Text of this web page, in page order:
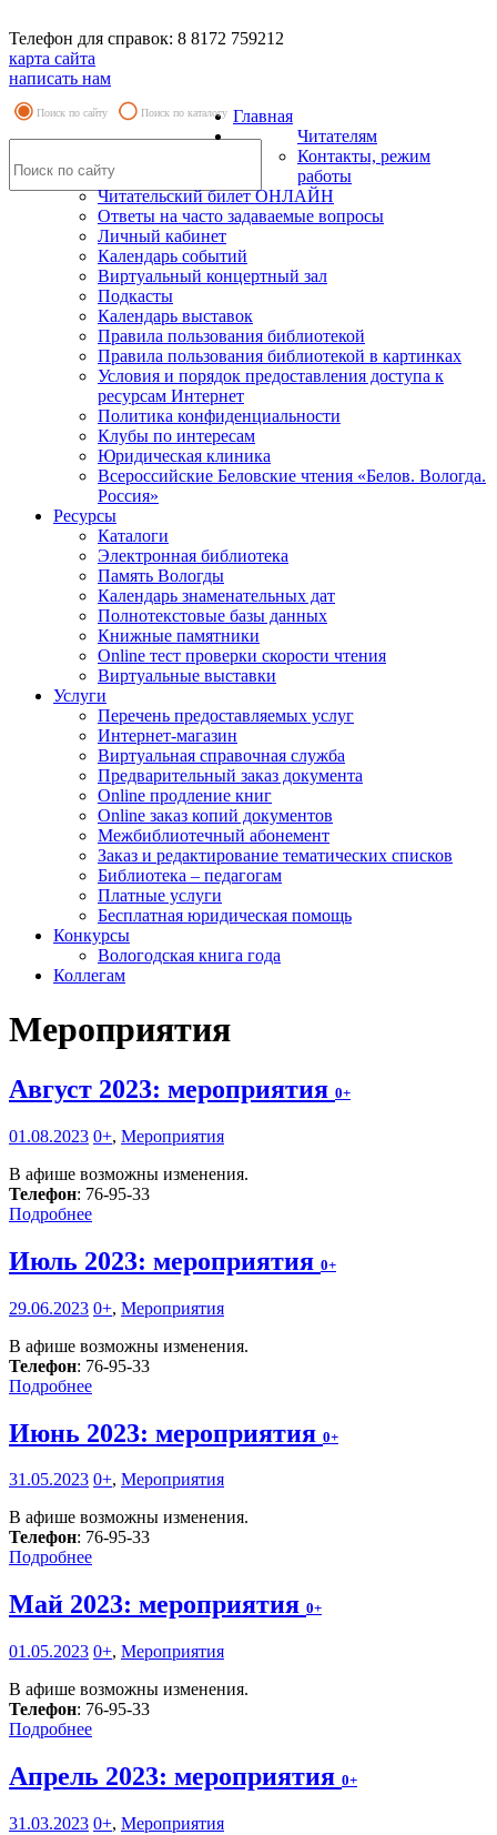
Телефон для справок: 8 8172 759212
карта сайта
написать нам
Поиск по сайту Поиск по каталогу Главная
Читателям
Контакты, режим
работы
Читательский билет ОНЛАЙН
Ответы на часто задаваемые вопросы
Личный кабинет
Календарь событий
Виртуальный концертный зал
Подкасты
Календарь выставок
Правила пользования библиотекой
Правила пользования библиотекой в картинках
Условия и порядок предоставления доступа к
ресурсам Интернет
Политика конфиденциальности
Клубы по интересам
Юридическая клиника
Всероссийские Беловские чтения «Белов. Вологда.
Россия»
Ресурсы
Каталоги
Электронная библиотека
Память Вологды
Календарь знаменательных дат
Полнотекстовые базы данных
Книжные памятники
Online тест проверки скорости чтения
Виртуальные выставки
Услуги
Перечень предоставляемых услуг
Интернет-магазин
Виртуальная справочная служба
Предварительный заказ документа
Online продление книг
Online заказ копий документов
Межбиблиотечный абонемент
Заказ и редактирование тематических списков
Библиотека – педагогам
Платные услуги
Бесплатная юридическая помощь
Конкурсы
Вологодская книга года
Коллегам
Мероприятия
Август 2023: мероприятия 0+
01.08.2023 0+, Мероприятия
В афише возможны изменения.
Телефон: 76-95-33
Подробнее
Июль 2023: мероприятия 0+
29.06.2023 0+, Мероприятия
В афише возможны изменения.
Телефон: 76-95-33
Подробнее
Июнь 2023: мероприятия 0+
31.05.2023 0+, Мероприятия
В афише возможны изменения.
Телефон: 76-95-33
Подробнее
Май 2023: мероприятия 0+
01.05.2023 0+, Мероприятия
В афише возможны изменения.
Телефон: 76-95-33
Подробнее
Апрель 2023: мероприятия 0+
31.03.2023 0+, Мероприятия